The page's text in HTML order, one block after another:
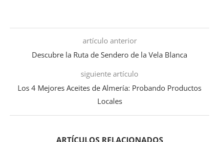
artículo anterior
Descubre la Ruta de Sendero de la Vela Blanca
siguiente artículo
Los 4 Mejores Aceites de Almería: Probando Productos
Locales